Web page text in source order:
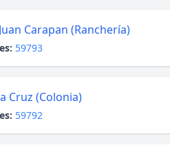
Carapan (Ranchería)
59793
Cruz (Colonia)
59792